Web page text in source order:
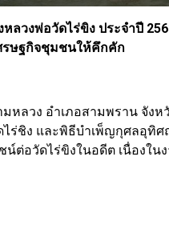
ลวงพ่อวัดไร่ขิง ประจำปี
รษฐกิจชุมชนให้คึกคัก
หลวง อำเภอสามพราน จัง
ร่ชิง และพิธีบำเพ็ญกุศลอุทิศ
ต่อวัดไร่ขิงในอดีต เนื่องใน